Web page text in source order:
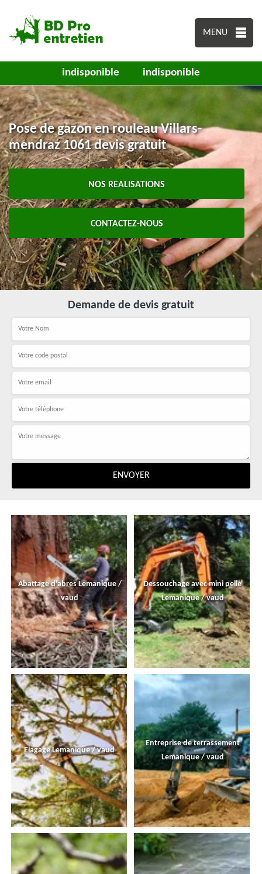
MENU
indisponible indisponible
Pose de gazon en rouleau Villars-
mendraz 1061 devis gratuit
NOS REALISATIONS
CONTACTEZ-NOUS
Demande de devis gratuit
Abattage d'abres Lemanique /
vaud
Dessouchage avec mini pelle
Lemanique / vaud
Elagage Lemanique / vaud
Entreprise de terrassement
Lemanique / vaud